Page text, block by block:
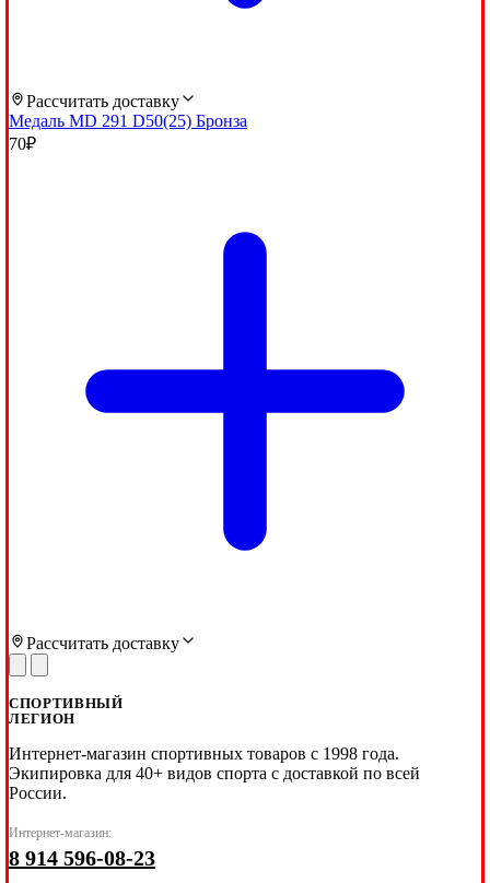
Рассчитать доставку
Медаль MD 291 D50(25) Бронза
70₽
Рассчитать доставку
СПОРТИВНЫЙ
ЛЕГИОН
Интернет-магазин спортивных товаров с 1998 года.
Экипировка для 40+ видов спорта с доставкой по всей
России.
Интернет-магазин:
8 914 596-08-23